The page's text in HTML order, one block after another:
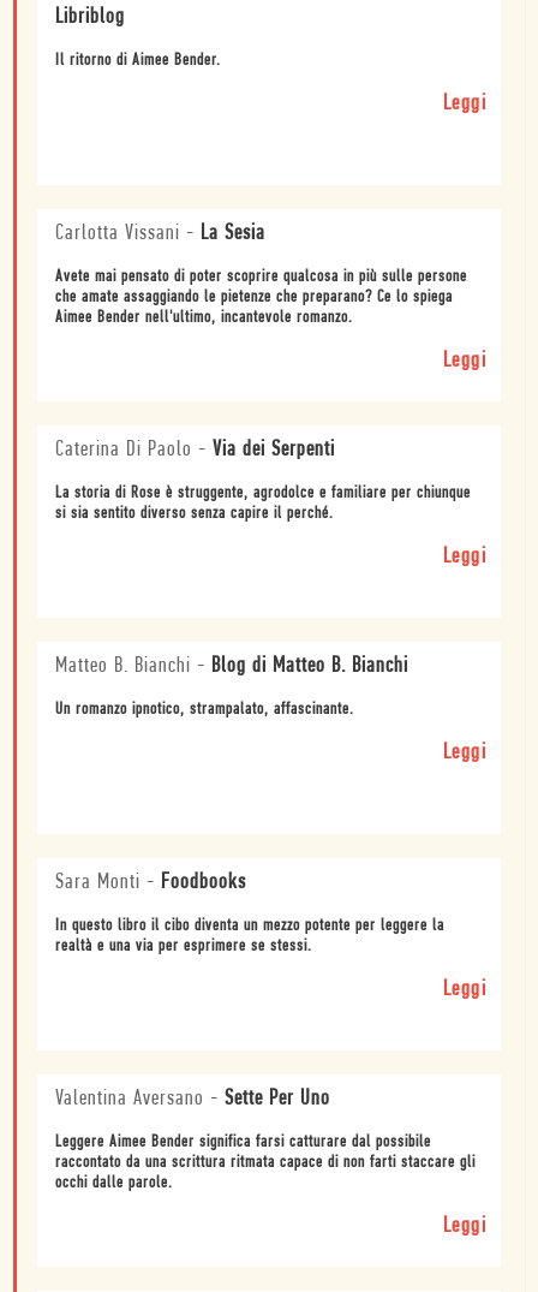
Libriblog
Il ritorno di Aimee Bender.
Leggi
Carlotta Vissani - La Sesia
Avete mai pensato di poter scoprire qualcosa in più sulle persone
che amate assaggiando le pietenze che preparano? Ce lo spiega
Aimee Bender nell'ultimo, incantevole romanzo.
Leggi
Caterina Di Paolo - Via dei Serpenti
La storia di Rose è struggente, agrodolce e familiare per chiunque
si sia sentito diverso senza capire il perché.
Leggi
Matteo B. Bianchi - Blog di Matteo B. Bianchi
Un romanzo ipnotico, strampalato, affascinante.
Leggi
Sara Monti - Foodbooks
In questo libro il cibo diventa un mezzo potente per leggere la
realtà e una via per esprimere se stessi.
Leggi
Valentina Aversano - Sette Per Uno
Leggere Aimee Bender significa farsi catturare dal possibile
raccontato da una scrittura ritmata capace di non farti staccare gli
occhi dalle parole.
Leggi